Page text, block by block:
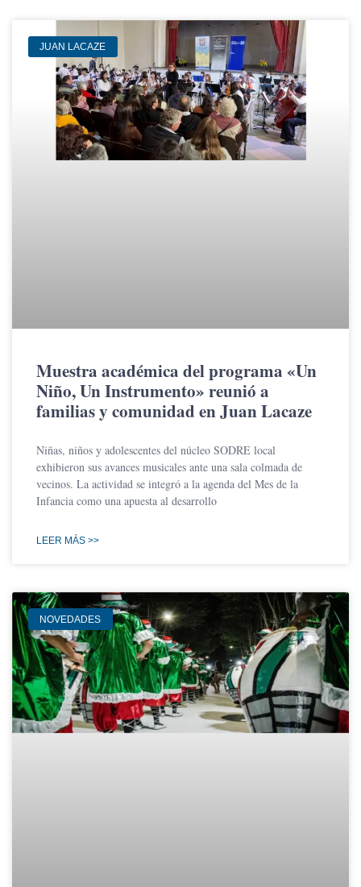
JUAN LACAZE
Muestra académica del programa «Un
Niño, Un Instrumento» reunió a
familias y comunidad en Juan Lacaze
Niñas, niños y adolescentes del núcleo SODRE local
exhibieron sus avances musicales ante una sala colmada de
vecinos. La actividad se integró a la agenda del Mes de la
Infancia como una apuesta al desarrollo
LEER MÁS >>
NOVEDADES